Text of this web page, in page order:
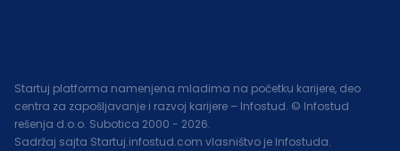
Startuj platforma namenjena mladima na početku karijere, deo
centra za zapošljavanje i razvoj karijere – Infostud. © Infostud
rešenja d.o.o. Subotica 2000 - 2026.
Sadržaj sajta Startuj.infostud.com vlasništvo je Infostuda.